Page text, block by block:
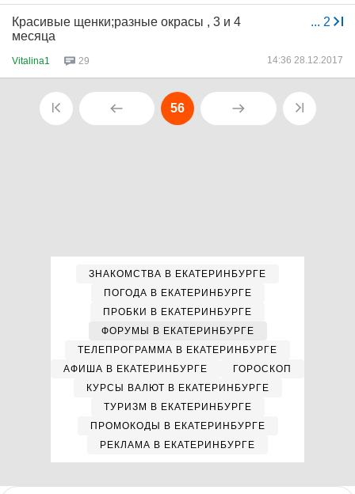
... 2
Красивые щенки;разные окрасы , 3 и 4
месяца
Vitalina1 29 14:36 28.12.2017
56
ЗНАКОМСТВА В ЕКАТЕРИНБУРГЕ
ПОГОДА В ЕКАТЕРИНБУРГЕ
ПРОБКИ В ЕКАТЕРИНБУРГЕ
ФОРУМЫ В ЕКАТЕРИНБУРГЕ
ТЕЛЕПРОГРАММА В ЕКАТЕРИНБУРГЕ
АФИША В ЕКАТЕРИНБУРГЕ
ГОРОСКОП
КУРСЫ ВАЛЮТ В ЕКАТЕРИНБУРГЕ
ТУРИЗМ В ЕКАТЕРИНБУРГЕ
ПРОМОКОДЫ В ЕКАТЕРИНБУРГЕ
РЕКЛАМА В ЕКАТЕРИНБУРГЕ